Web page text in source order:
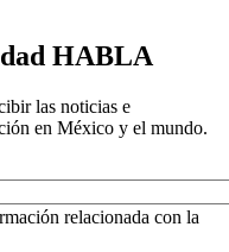
HABLA
las noticias e
en México y el mundo.
relacionada con la